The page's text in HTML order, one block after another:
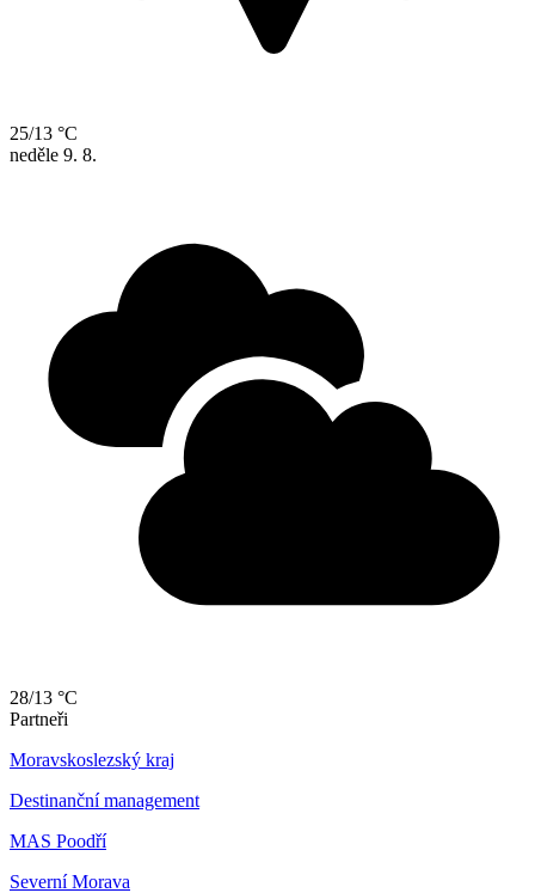
25/13 °C
neděle 9. 8.
28/13 °C
Partneři
Moravskoslezský kraj
Destinanční management
MAS Poodří
Severní Morava